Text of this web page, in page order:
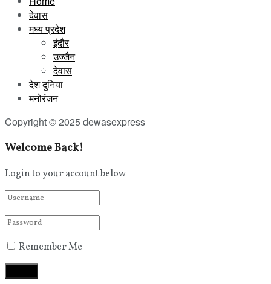
देवास
मध्य प्रदेश
इंदौर
उज्जैन
देवास
देश दुनिया
मनोरंजन
Copyright © 2025 dewasexpress
Welcome Back!
Login to your account below
Remember Me